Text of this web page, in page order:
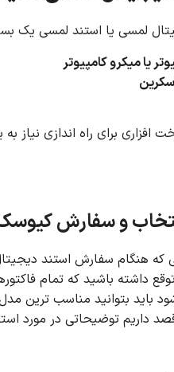
لمسی یا استند لمسی یک
یا میکرو کامپیوتر
افزاری برای راه اندازی
و سفارش
که هنگام سفارش استند
داشته باشید که تمام
باید بتوانید مناسب ترین
داریم توضیحاتی در مورد